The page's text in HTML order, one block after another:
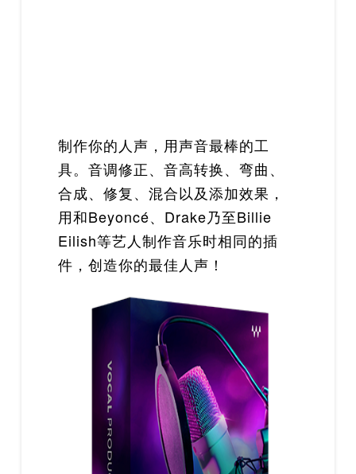
制作你的人声，用声音最棒的工
具。音调修正、音高转换、弯曲、
合成、修复、混合以及添加效果，
用和Beyoncé、Drake乃至Billie
Eilish等艺人制作音乐时相同的插
件，创造你的最佳人声！